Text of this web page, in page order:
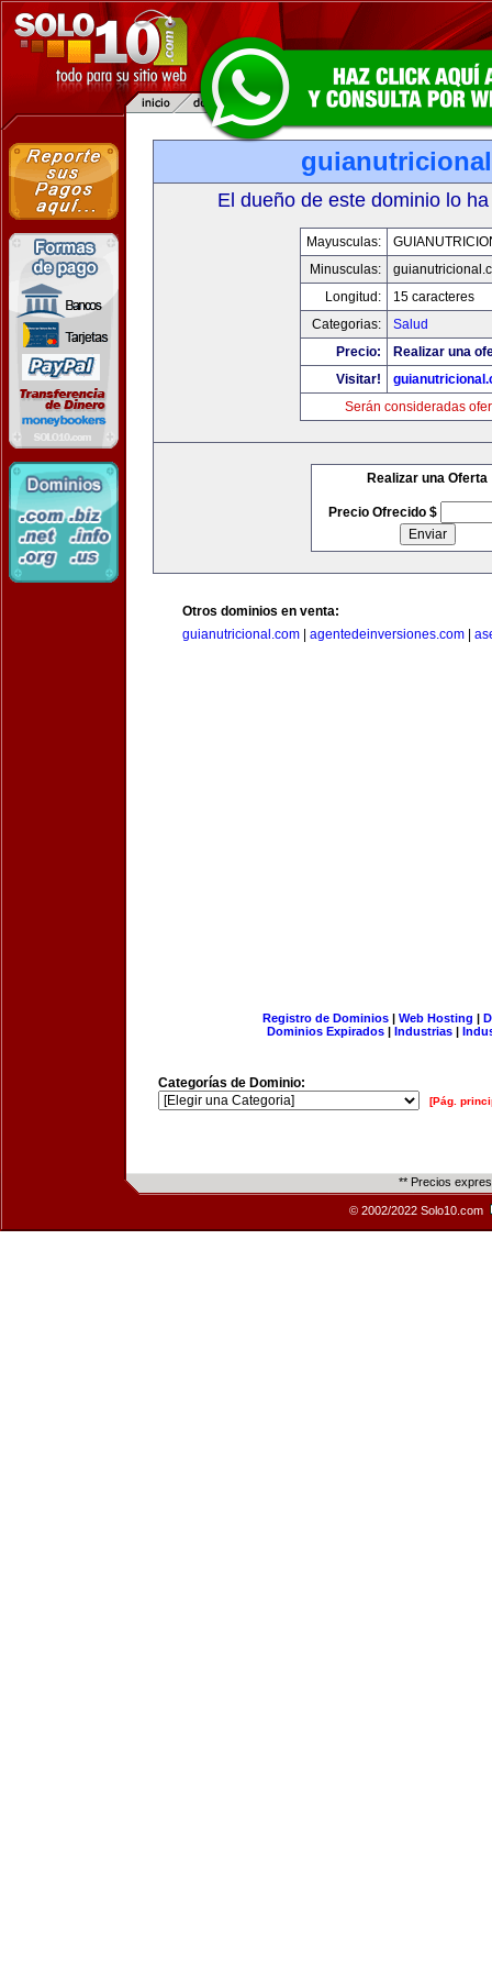
El dueño de este dominio lo
Mayusculas:
Minusculas:
Longitud:
15 caracteres
Categorias:
Salud
Precio:
Realizar una
Visitar!
Serán consideradas
Realizar una Oferta
Precio Ofrecido $
Otros dominios en venta:
guianutricional.com
agentedeinversiones.com
Registro de Dominios| Web Hosting |
Dominios Expirados | Industrias |
Categorías de Dominio:
[Pág.
** Precios
© 2002/2022 Solo10.com